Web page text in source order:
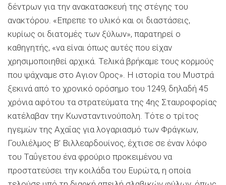
δέντρων για την ανακατασκευή της στέγης του
ανακτόρου. «Επρεπε το υλικό και οι διαστάσεις,
κυρίως οι διατομές των ξύλων», παρατηρεί ο
καθηγητής, «να είναι όπως αυτές που είχαν
χρησιμοποιηθεί αρχικά. Τελικά βρήκαμε τους κορμούς
που ψάχναμε στο Αγιον Ορος». Η ιστορία του Μυστρά
ξεκινά από το χρονικό ορόσημο του 1249, δηλαδή 45
χρόνια αφότου τα στρατεύματα της 4ης Σταυροφορίας
κατέλαβαν την Κωνσταντινούπολη. Τότε ο τρίτος
ηγεμών της Αχαΐας για λογαριασμό των Φράγκων,
Γουλιέλμος Β’ Βιλλεαρδουίνος, έχτισε σε έναν λόφο
του Ταΰγετου ένα φρούριο προκειμένου να
προστατεύσει την κοιλάδα του Ευρώτα, η οποία